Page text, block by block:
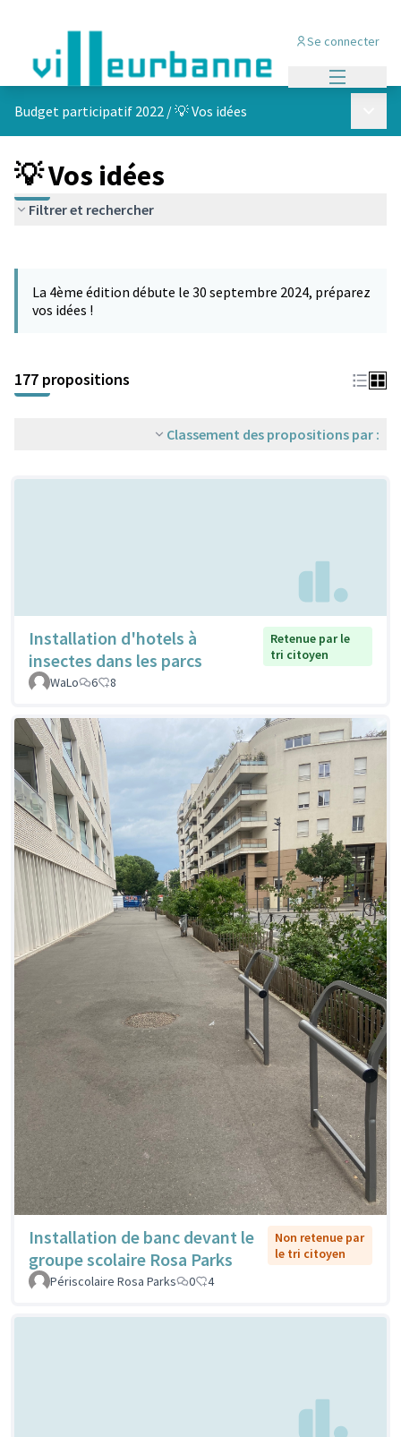
Se connecter
Budget participatif 2022 /💡 Vos idées
💡 Vos idées
Filtrer et rechercher
−
La 4ème édition débute le 30 septembre 2024, préparez
vos idées !
177 propositions
Classement des propositions par :
Installation d'hotels à
insectes dans les parcs
Retenue par le
tri citoyen
WaLo
6 8
Installation de banc devant le
groupe scolaire Rosa Parks
Non retenue par
le tri citoyen
Périscolaire Rosa Parks
0 4